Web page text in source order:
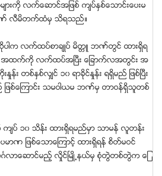
မ်ားကို လက္ေဆာင္အျဖစ္ က်ပ္ႏွစ္ေသာင္းေပးမ
ဘဏ္ လီမိတက္ထံမွ သိရသည္။
ဆိုပါက လက္ထပ္စာခ်ဳပ္ မိတၱဴ ဘဏ္တြင္ ထားရွိရ
င့္ အထက္ကို လက္ထပ္အၿပီး ေျခာက္လအတြင္း အ
ႈန္း တစ္ႏွစ္လွ်င္ ၁၀ ရာခိုင္ႏႈန္း ရရွိမည္ ျဖစ္ၿပီး
ဖစ္ေၾကာင္း သမဝါယမ ဘဏ္မွ တာဝန္ရွိသူတစ္
ပ္ ၁၀ သိန္း ထားရွိရမည္မွာ သာမန္ လူတန္း
ပမာဏ ျဖစ္ေသာေၾကာင့္ ထားရွိရန္ စိတ္မဝင္
ၤလာေဆာင္မည့္ လိႈင္ၿမဳိ႕နယ္မွ စုံတြဲတစ္တြဲက ေျ